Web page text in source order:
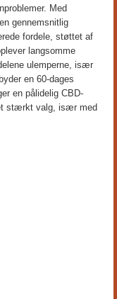
Med
gennemsnitlig
fordele, støttet af
langsomme
ulemperne, især
en 60-dages
en pålidelig CBD-
stærkt valg, især med